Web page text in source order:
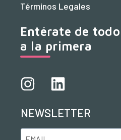
Términos Legales
Entérate de todo
a la primera
NEWSLETTER